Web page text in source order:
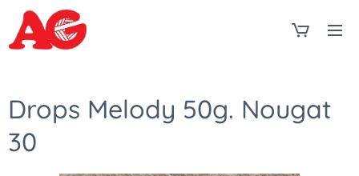
Drops Melody 50g. Nougat
30